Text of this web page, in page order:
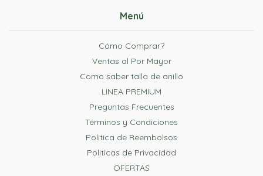
Menú
Cómo Comprar?
Ventas al Por Mayor
Como saber talla de anillo
LINEA PREMIUM
Preguntas Frecuentes
Términos y Condiciones
Politica de Reembolsos
Politicas de Privacidad
OFERTAS